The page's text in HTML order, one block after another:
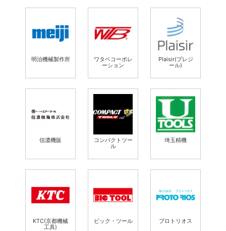
明治機械製作所
ワタベコーポレ
ーション
Plaisir(プレジ
ール)
信濃機販
コンパクトツー
ル
埼玉精機
KTC(京都機械
工具)
ビック・ツール プロトリオス